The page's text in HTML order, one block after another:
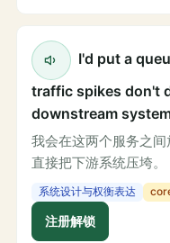
I'd put a
traffic spikes don't
downstream
我会在这两个服务之
直接把下游系统压垮。
系统设计与权衡表达
注册解锁